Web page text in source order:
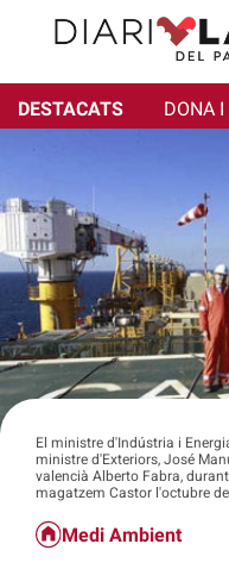
DESTACATS DONA
El ministre d'Indústria i
ministre d'Exteriors, José
valencià Alberto Fabra,
magatzem Castor l'octubre de
Medi Ambient